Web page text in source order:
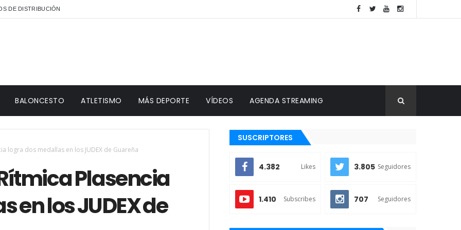
DE DISTRIBUCIÓN
BALONCESTO ATLETISMO MÁS DEPORTE VÍDEOS AGENDA STREAMING
logra dos medallas en los JUDEX de Guareña
Plasencia
en los JUDEX de
SUSCRIPTORES
4.382 Likes 3.805 Seguidores
1.410 Subscribes 707 Seguidores